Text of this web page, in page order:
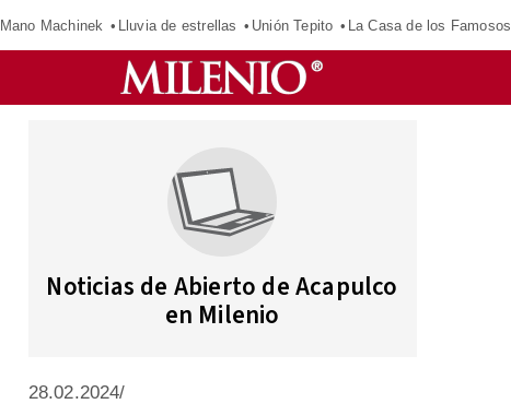
Mano Machinek Lluvia de estrellas Unión Tepito La Casa de los Famosos
Noticias de Abierto de Acapulco
en Milenio
28.02.2024/